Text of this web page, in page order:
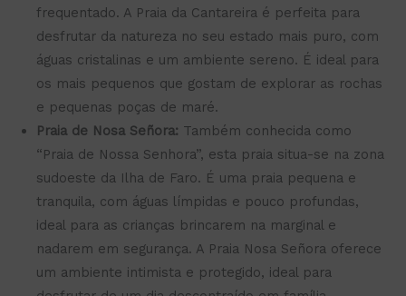
frequentado. A Praia da Cantareira é perfeita para
desfrutar da natureza no seu estado mais puro, com
águas cristalinas e um ambiente sereno. É ideal para
os mais pequenos que gostam de explorar as rochas
e pequenas poças de maré.
Praia de Nosa Señora: Também conhecida como
“Praia de Nossa Senhora”, esta praia situa-se na zona
sudoeste da Ilha de Faro. É uma praia pequena e
tranquila, com águas límpidas e pouco profundas,
ideal para as crianças brincarem na marginal e
nadarem em segurança. A Praia Nosa Señora oferece
um ambiente intimista e protegido, ideal para